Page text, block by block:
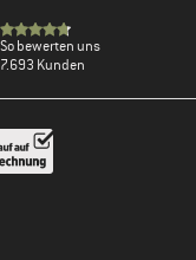
So bewerten uns
7.693 Kunden